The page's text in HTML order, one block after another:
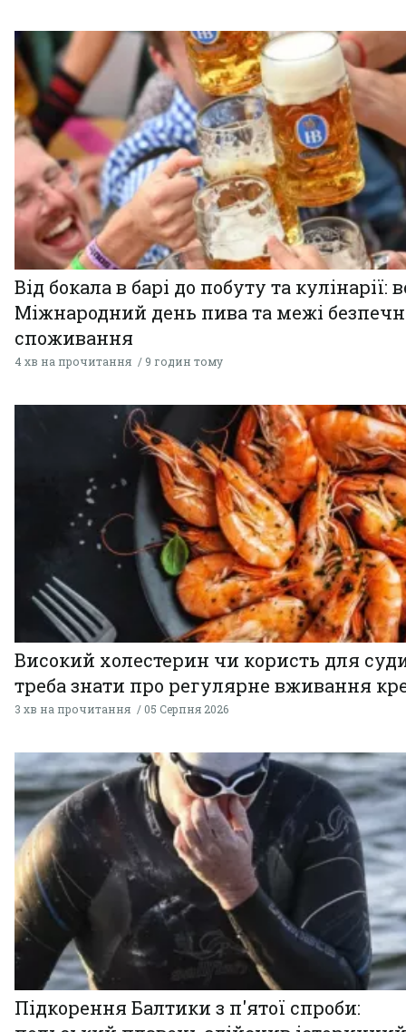
Від бокала в барі до побуту та кулінарії:
Міжнародний день пива та межі
споживання
4 хв на прочитання 9 годин тому
Високий холестерин чи користь для
треба знати про регулярне вживання
3 хв на прочитання 05 Серпня 2026
Підкорення Балтики з п'ятої спроби: